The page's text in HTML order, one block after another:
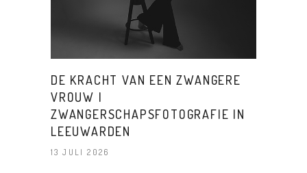
DE KRACHT VAN EEN ZWANGERE
VROUW |
ZWANGERSCHAPSFOTOGRAFIE IN
LEEUWARDEN
13 JULI 2026